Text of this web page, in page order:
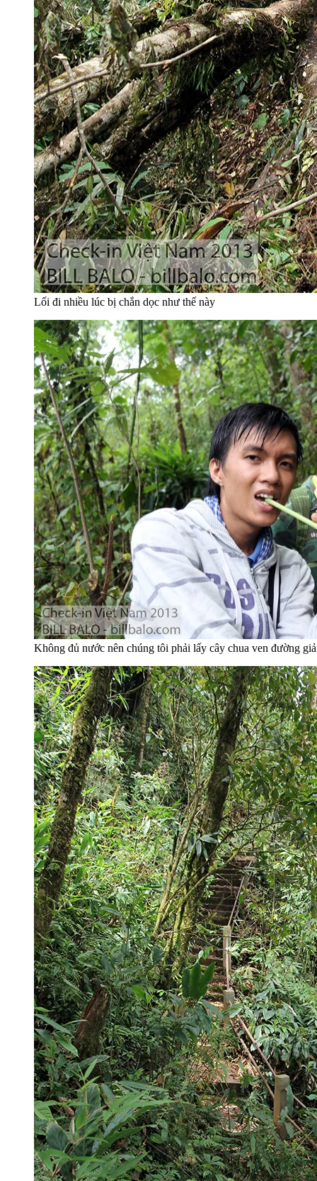
Lối đi nhiều lúc bị chắn dọc như thế này
Không đủ nước nên chúng tôi phải lấy cây chua ven đường